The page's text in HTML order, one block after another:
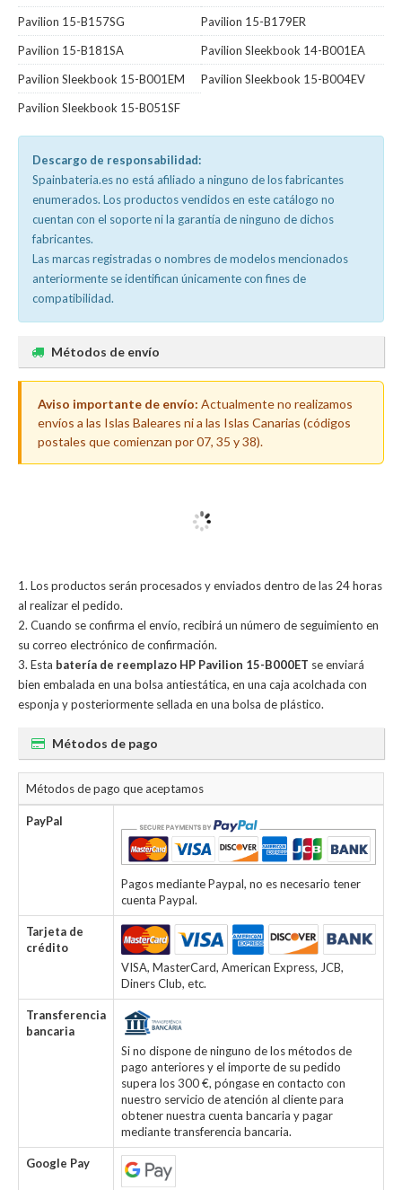
Pavilion 15-B157SG
Pavilion 15-B179ER
Pavilion 15-B181SA
Pavilion Sleekbook 14-B001EA
Pavilion Sleekbook 15-B001EM
Pavilion Sleekbook 15-B004EV
Pavilion Sleekbook 15-B051SF
Descargo de responsabilidad:
Spainbateria.es no está afiliado a ninguno de los fabricantes
enumerados. Los productos vendidos en este catálogo no
cuentan con el soporte ni la garantía de ninguno de dichos
fabricantes.
Las marcas registradas o nombres de modelos mencionados
anteriormente se identifican únicamente con fines de
compatibilidad.
Métodos de envío
Aviso importante de envío: Actualmente no realizamos
envíos a las Islas Baleares ni a las Islas Canarias (códigos
postales que comienzan por 07, 35 y 38).
Los productos serán procesados y enviados dentro de las 24 horas
al realizar el pedido.
Cuando se confirma el envío, recibirá un número de seguimiento en
su correo electrónico de confirmación.
Esta batería de reemplazo HP Pavilion 15-B000ET se enviará
bien embalada en una bolsa antiestática, en una caja acolchada con
esponja y posteriormente sellada en una bolsa de plástico.
Métodos de pago
Métodos de pago que aceptamos
PayPal
Pagos mediante Paypal, no es necesario tener
cuenta Paypal.
Tarjeta de
crédito
VISA, MasterCard, American Express, JCB,
Diners Club, etc.
Transferencia
bancaria
Si no dispone de ninguno de los métodos de
pago anteriores y el importe de su pedido
supera los 300 €, póngase en contacto con
nuestro servicio de atención al cliente para
obtener nuestra cuenta bancaria y pagar
mediante transferencia bancaria.
Google Pay